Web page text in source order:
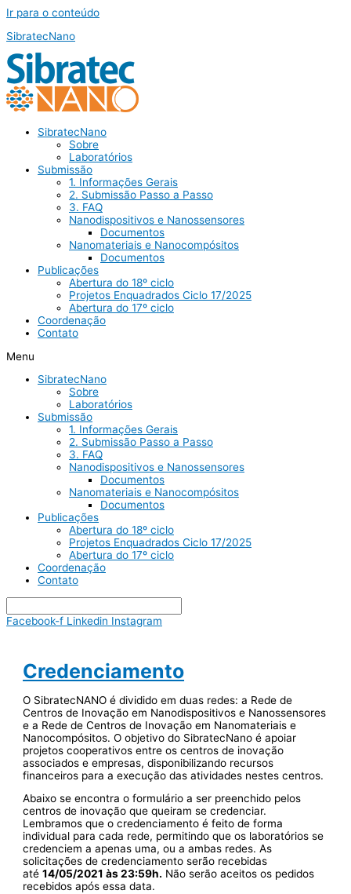
Ir para o conteúdo
SibratecNano
SibratecNano
Sobre
Laboratórios
Submissão
1. Informações Gerais
2. Submissão Passo a Passo
3. FAQ
Nanodispositivos e Nanossensores
Documentos
Nanomateriais e Nanocompósitos
Documentos
Publicações
Abertura do 18º ciclo
Projetos Enquadrados Ciclo 17/2025
Abertura do 17º ciclo
Coordenação
Contato
Menu
SibratecNano
Sobre
Laboratórios
Submissão
1. Informações Gerais
2. Submissão Passo a Passo
3. FAQ
Nanodispositivos e Nanossensores
Documentos
Nanomateriais e Nanocompósitos
Documentos
Publicações
Abertura do 18º ciclo
Projetos Enquadrados Ciclo 17/2025
Abertura do 17º ciclo
Coordenação
Contato
Facebook-f Linkedin Instagram
Credenciamento
O SibratecNANO é dividido em duas redes: a Rede de
Centros de Inovação em Nanodispositivos e Nanossensores
e a Rede de Centros de Inovação em Nanomateriais e
Nanocompósitos. O objetivo do SibratecNano é apoiar
projetos cooperativos entre os centros de inovação
associados e empresas, disponibilizando recursos
financeiros para a execução das atividades nestes centros.
Abaixo se encontra o formulário a ser preenchido pelos
centros de inovação que queiram se credenciar.
Lembramos que o credenciamento é feito de forma
individual para cada rede, permitindo que os laboratórios se
credenciem a apenas uma, ou a ambas redes. As
solicitações de credenciamento serão recebidas
até14/05/2021 às 23:59h. Não serão aceitos os pedidos
recebidos após essa data.